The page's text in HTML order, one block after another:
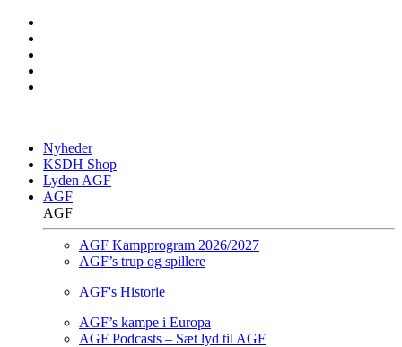
Nyheder
KSDH Shop
Lyden AGF
AGF
AGF
AGF Kampprogram 2026/2027
AGF’s trup og spillere
AGF's Historie
AGF’s kampe i Europa
AGF Podcasts – Sæt lyd til AGF